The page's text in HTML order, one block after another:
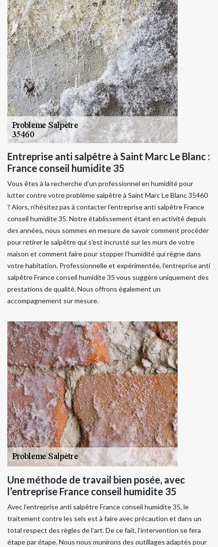
Entreprise anti salpêtre à Saint Marc Le Blanc :
France conseil humidite 35
Vous êtes à la recherche d’un professionnel en humidité pour
lutter contre votre problème salpêtre à Saint Marc Le Blanc 35460
? Alors, n’hésitez pas à contacter l’entreprise anti salpêtre France
conseil humidite 35. Notre établissement étant en activité depuis
des années, nous sommes en mesure de savoir comment procéder
pour retirer le salpêtre qui s’est incrusté sur les murs de votre
maison et comment faire pour stopper l’humidité qui règne dans
votre habitation. Professionnelle et expérimentée, l’entreprise anti
salpêtre France conseil humidite 35 vous suggère uniquement des
prestations de qualité. Nous offrons également un
accompagnement sur mesure.
Une méthode de travail bien posée, avec
l’entreprise France conseil humidite 35
Avec l’entreprise anti salpêtre France conseil humidite 35, le
traitement contre les sels est à faire avec précaution et dans un
total respect des règles de l’art. De ce fait, l’intervention se fera
étape par étape. Nous nous munirons des outillages adaptés pour